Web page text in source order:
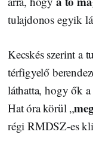
tulajdonos egyik
Kecskés szerint a
térfigyelő
láthatta, hogy ők a
Hat óra körül „
régi RMDSZ-es